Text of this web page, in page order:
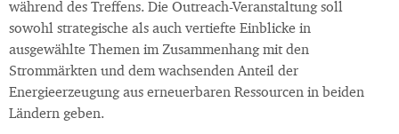
während des Treffens. Die Outreach-Veranstaltung soll
sowohl strategische als auch vertiefte Einblicke in
ausgewählte Themen im Zusammenhang mit den
Strommärkten und dem wachsenden Anteil der
Energieerzeugung aus erneuerbaren Ressourcen in beiden
Ländern geben.